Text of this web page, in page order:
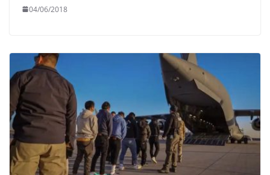
04/06/2018